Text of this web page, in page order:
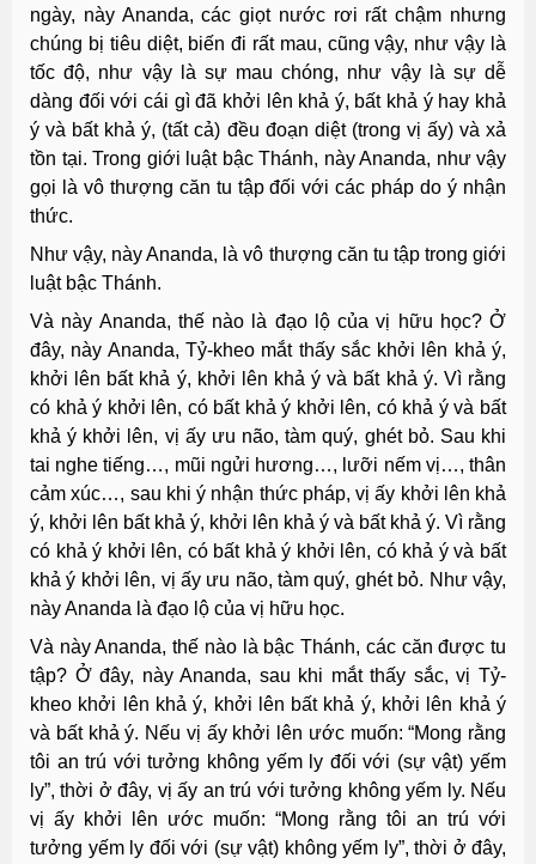
ngày, này Ananda, các giọt nước rơi rất chậm nhưng
chúng bị tiêu diệt, biến đi rất mau, cũng vậy, như vậy là
tốc độ, như vậy là sự mau chóng, như vậy là sự dễ
dàng đối với cái gì đã khởi lên khả ý, bất khả ý hay khả
ý và bất khả ý, (tất cả) đều đoạn diệt (trong vị ấy) và xả
tồn tại. Trong giới luật bậc Thánh, này Ananda, như vậy
gọi là vô thượng căn tu tập đối với các pháp do ý nhận
thức.
Như vậy, này Ananda, là vô thượng căn tu tập trong giới
luật bậc Thánh.
Và này Ananda, thế nào là đạo lộ của vị hữu học? Ở
đây, này Ananda, Tỷ-kheo mắt thấy sắc khởi lên khả ý,
khởi lên bất khả ý, khởi lên khả ý và bất khả ý. Vì rằng
có khả ý khởi lên, có bất khả ý khởi lên, có khả ý và bất
khả ý khởi lên, vị ấy ưu não, tàm quý, ghét bỏ. Sau khi
tai nghe tiếng…, mũi ngửi hương…, lưỡi nếm vị…, thân
cảm xúc…, sau khi ý nhận thức pháp, vị ấy khởi lên khả
ý, khởi lên bất khả ý, khởi lên khả ý và bất khả ý. Vì rằng
có khả ý khởi lên, có bất khả ý khởi lên, có khả ý và bất
khả ý khởi lên, vị ấy ưu não, tàm quý, ghét bỏ. Như vậy,
này Ananda là đạo lộ của vị hữu học.
Và này Ananda, thế nào là bậc Thánh, các căn được tu
tập? Ở đây, này Ananda, sau khi mắt thấy sắc, vị Tỷ-
kheo khởi lên khả ý, khởi lên bất khả ý, khởi lên khả ý
và bất khả ý. Nếu vị ấy khởi lên ước muốn: “Mong rằng
tôi an trú với tưởng không yếm ly đối với (sự vật) yếm
ly”, thời ở đây, vị ấy an trú với tưởng không yếm ly. Nếu
vị ấy khởi lên ước muốn: “Mong rằng tôi an trú với
tưởng yếm ly đối với (sự vật) không yếm ly”, thời ở đây,